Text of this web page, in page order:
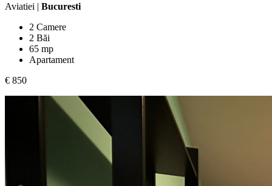
Aviatiei | Bucuresti
2 Camere
2 Băi
65 mp
Apartament
€ 850